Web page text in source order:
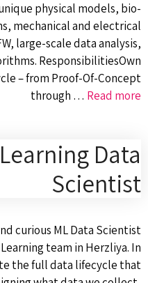
physical models, bio-
mechanical and electrical
large-scale data analysis,
ResponsibilitiesOwn
– from Proof-Of-Concept
through … Read more
Data
Scientist
curious ML Data Scientist
team in Herzliya. In
the full data lifecycle that